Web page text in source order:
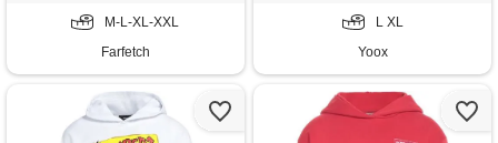
M-L-XL-XXL
Farfetch
L XL
Yoox